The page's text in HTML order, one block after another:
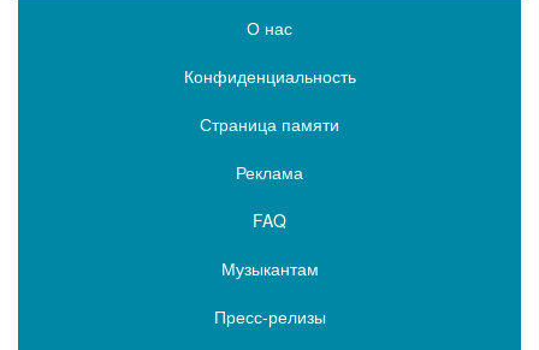
О нас
Конфиденциальность
Страница памяти
Реклама
FAQ
Музыкантам
Пресс-релизы